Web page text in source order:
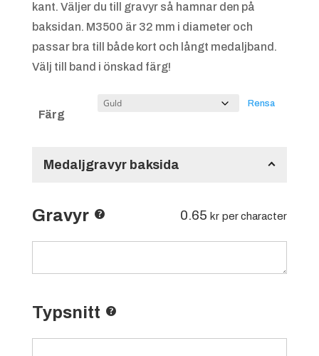
kant. Väljer du till gravyr så hamnar den på
baksidan. M3500 är 32 mm i diameter och
passar bra till både kort och långt medaljband.
Välj till band i önskad färg!
Färg
Rensa
Medaljgravyr baksida
Gravyr 0.65kr per character
Typsnitt